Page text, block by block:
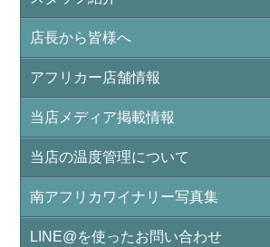
店長から皆様へ
アフリカー店舗情報
当店メディア掲載情報
当店の温度管理について
南アフリカワイナリー写真集
LINE@を使ったお問い合わせ